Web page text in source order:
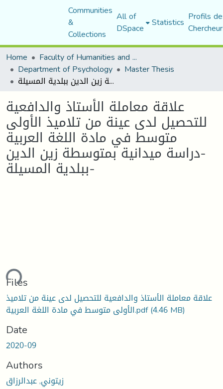
Communities
&
Collections
All of
DSpace Statistics Profils
Home
Faculty of Humanities and Social Sciences
Department of Psychology Master Thesis
علاقة معاملة الأستاذ والدافعية للتحصيل لدى عينة من تلاميذ الأولى متوسط في مادة اللغة العربية -دراسة ميدانية بمتوسطة زين الدين ببلدية المسيلة-
علاقة معاملة الأستاذ والدافعية
للتحصيل لدى عينة من تلاميذ الأولى
متوسط في مادة اللغة العربية
-دراسة ميدانية بمتوسطة زين الدين
ببلدية المسيلة-
Files
علاقة معاملة الأستاذ والدافعية للتحصيل لدى عينة من تلاميذ
الأولى متوسط في مادة اللغة العربية.pdf(4.46 MB)
Date
2020-09
Authors
زيتوني, عبدالرزاق